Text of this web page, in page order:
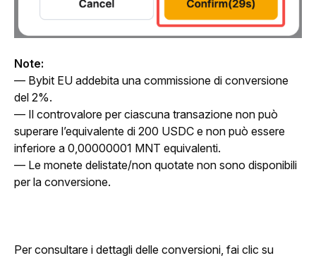
Note:
— Bybit EU addebita una commissione di conversione
del 2%.
— Il controvalore per ciascuna transazione non può
superare l’equivalente di 200 USDC e non può essere
inferiore a 0,00000001 MNT equivalenti.
— Le monete delistate/non quotate non sono disponibili
per la conversione.